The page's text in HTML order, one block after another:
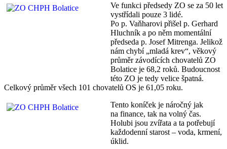
Ve funkci předsedy ZO se za 50 let
vystřídali pouze 3 lidé.
Po p. Vaňharovi přišel p. Gerhard
Hluchník a po něm momentální
předseda p. Josef Mitrenga. Jelikož
nám chybí „mladá krev“, věkový
průměr závodících chovatelů ZO
Bolatice je 68,2 roků. Budoucnost
této ZO je tedy velice špatná.
Celkový průměr všech 101 chovatelů OS je 61,05 roku.
Tento koníček je náročný jak
na finance, tak na volný čas.
Holubi jsou zvířata a ta potřebují
každodenní starost – voda, krmení,
úklid.